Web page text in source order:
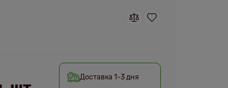
Доставка 1-3 дня